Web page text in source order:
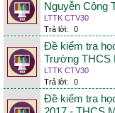
Nguyễn Công
LTTK CTV30
Trả lời:
0
Đề kiểm tra
Trường THCS
LTTK CTV30
Trả lời:
0
Đề kiểm tra